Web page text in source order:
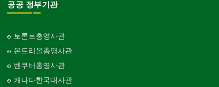
공공 정부기관
토론토총영사관
몬트리올총영사관
벤쿠버총영사관
캐나다한국대사관